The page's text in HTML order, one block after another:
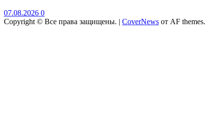
07.08.2026 0
Copyright © Все права защищены. | CoverNews от AF themes.